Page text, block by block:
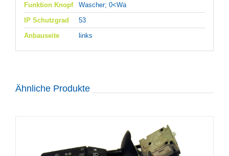
Funktion Knopf
Wascher; 0<Wa
IP Schutzgrad
53
Anbauseite
links
Ähnliche Produkte